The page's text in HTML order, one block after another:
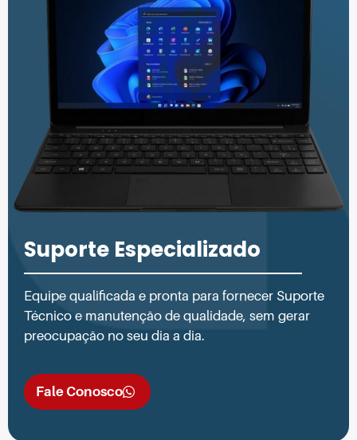
Suporte Especializado
Equipe qualificada e pronta para fornecer Suporte
Técnico e manutenção de qualidade, sem gerar
preocupação no seu dia a dia.
Fale Conosco